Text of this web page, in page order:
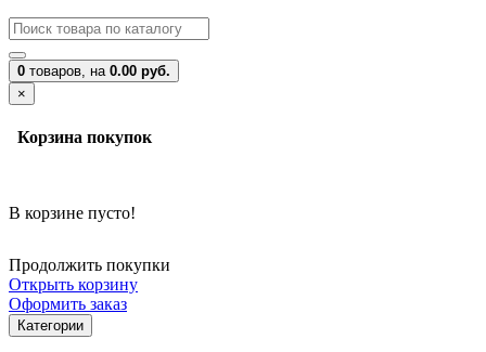
0 товаров, на 0.00 руб.
×
Корзина покупок
В корзине пусто!
Продолжить покупки
Открыть корзину
Оформить заказ
Категории